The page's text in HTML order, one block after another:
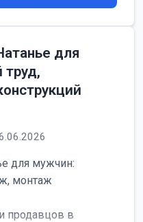
для
труд,
для мужчин:
монтаж
продавцов в